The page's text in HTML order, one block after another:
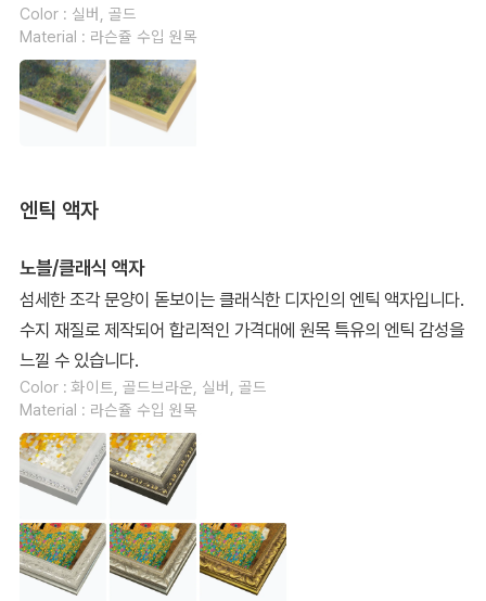
Color : 실버, 골드
Material : 라슨쥴 수입 원목
엔틱 액자
노블/클래식 액자
섬세한 조각 문양이 돋보이는 클래식한 디자인의 엔틱 액자입니다.
수지 재질로 제작되어 합리적인 가격대에 원목 특유의 엔틱 감성을
느낄 수 있습니다.
Color : 화이트, 골드브라운, 실버, 골드
Material : 라슨쥴 수입 원목